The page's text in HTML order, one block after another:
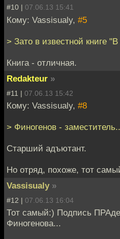
#10 | 07.06.13 15:41
Кому: Vassisualy, #5
> Зато в известной книге
Книга - отличная.
Redakteur »
#11 | 07.06.13 15:42
Кому: Vassisualy, #8
> Финогенов -
Старший адъютант.
Но отряд, похоже, тот
Vassisualy »
#12 | 07.06.13 16:04
Тот самый:) Подпись
Финогенова...